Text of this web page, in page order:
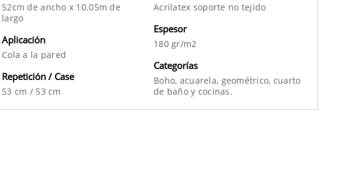
52cm de ancho x 10.05m de
largo
Aplicación
Cola a la pared
Repetición / Case
53 cm / 53 cm
Acrilatex soporte no tejido
Espesor
180 gr/m2
Categorías
Boho, acuarela, geométrico, cuarto
de bañoy cocinas.